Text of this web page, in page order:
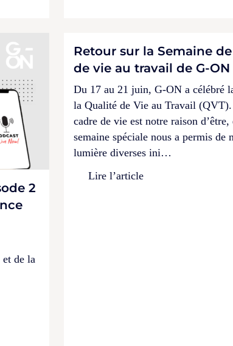
2
de la
Retour sur la Semaine
de vie au travail de G-ON
Du 17 au 21 juin, G-ON a célébré
la Qualité de Vie au Travail
cadre de vie est notre raison d’être,
semaine spéciale nous a permis de
lumière diverses ini…
Lire l’article